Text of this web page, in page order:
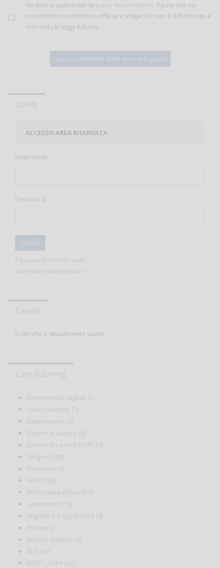
LOGIN
ACCESSO AREA RISERVATA
Username:
Password:
LOGIN
Password dimenticata?
Username dimenticato?
Carrello
Il carrello è attualmente vuoto.
Corsi eLearning
Competenze digitali (2)
Cyber Security (3)
Data science (2)
Datore di Lavoro (2)
Datore di Lavoro RSPP (1)
Dirigenti (10)
Formatori (2)
HACCP (8)
Informatica ufficio (17)
Lavoratori (119)
Legalità e trasparenza (9)
Privacy (2)
Rischio elettrico (2)
RLS (19)
RSPP - ASPP (17)
Ho letto e approvato la policy dei commenti. Il post che sto
inserendo non contiene offese e volgarità, non è diffamante e
non viola le leggi italiane.